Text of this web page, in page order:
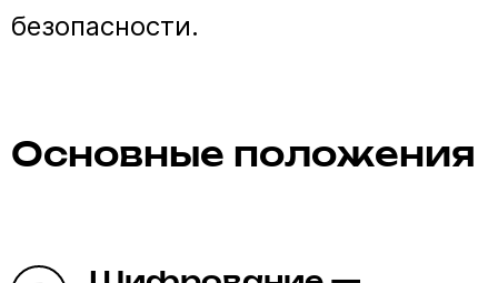
безопасности.
Основные положения